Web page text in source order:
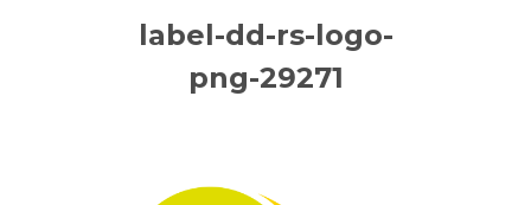
label-dd-rs-logo-
png-29271